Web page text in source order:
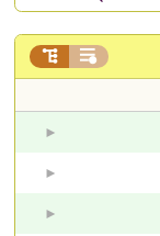
 